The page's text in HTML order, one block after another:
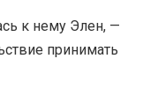
к нему Элен, —
принимать